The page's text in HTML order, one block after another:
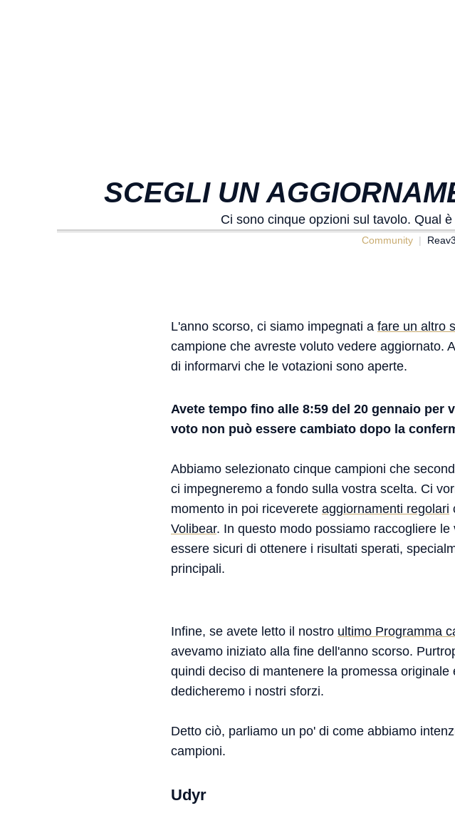
SCEGLI UN
Ci sono cinque opzioni sul tavolo. Qual
Community Reav3
L'anno scorso, ci siamo impegnati a fare un altro
campione che avreste voluto vedere aggiornato.
di informarvi che le votazioni sono aperte.
Avete tempo fino alle 8:59 del 20 gennaio per
voto non può essere cambiato dopo la
Abbiamo selezionato cinque campioni che
ci impegneremo a fondo sulla vostra scelta. Ci
momento in poi riceverete aggiornamenti regolari
Volibear. In questo modo possiamo raccogliere
essere sicuri di ottenere i risultati sperati,
principali.
Infine, se avete letto il nostro ultimo Programma
avevamo iniziato alla fine dell'anno scorso.
quindi deciso di mantenere la promessa
dedicheremo i nostri sforzi.
Detto ciò, parliamo un po' di come abbiamo
campioni.
Udyr